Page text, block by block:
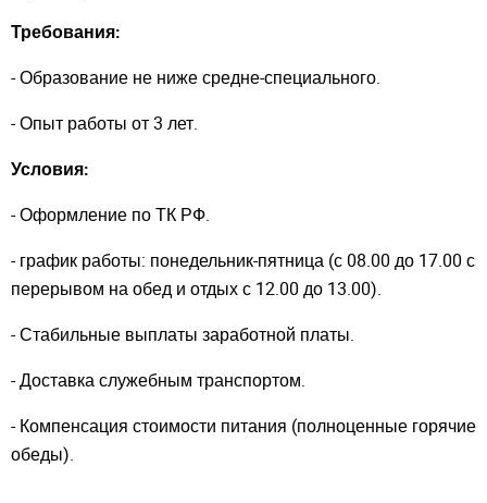
Требования:
- Образование не ниже средне-специального.
- Опыт работы от 3 лет.
Условия:
- Оформление по ТК РФ.
- график работы: понедельник-пятница (с 08.00 до 17.00 с
перерывом на обед и отдых с 12.00 до 13.00).
- Стабильные выплаты заработной платы.
- Доставка служебным транспортом.
- Компенсация стоимости питания (полноценные горячие
обеды).
Войдите
ВОЙТИ
С возвращением!
Авторизуйтесь на сайте